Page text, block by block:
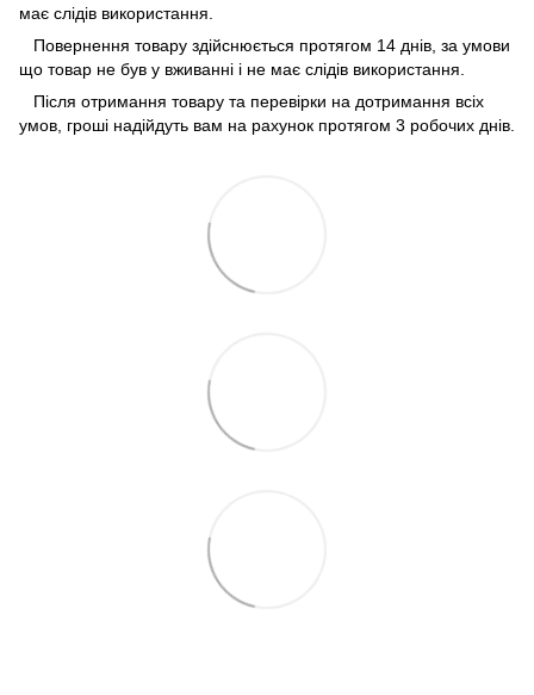
має слідів використання.
Повернення товару здійснюється протягом 14 днів, за умови
що товар не був у вживанні і не має слідів використання.
Після отримання товару та перевірки на дотримання всіх
умов, гроші надійдуть вам на рахунок протягом 3 робочих днів.